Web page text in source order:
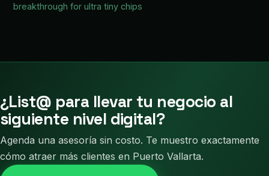
breakthrough for ultra tiny chips
¿List@ para llevar tu negocio al
siguiente nivel digital?
Agenda una asesoría sin costo. Te muestro exactamente
cómo atraer más clientes en Puerto Vallarta.